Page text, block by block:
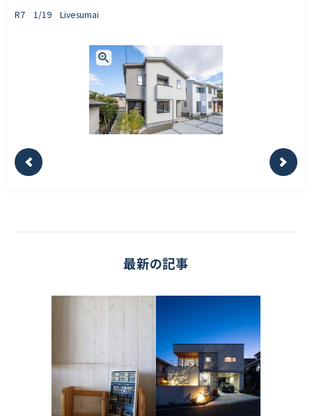
会社情報
Staff ブログ&News
R7 1/19 Livesumai
最新の記事